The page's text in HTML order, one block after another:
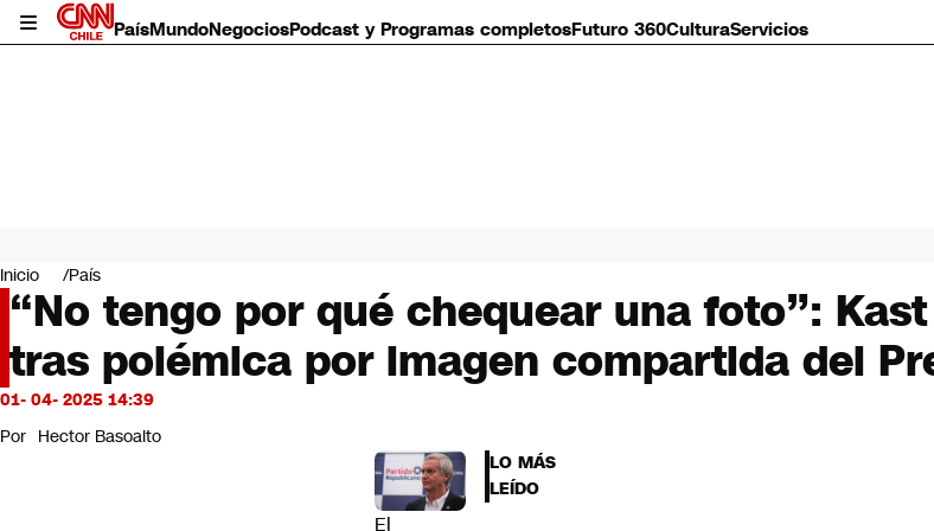
PaísMundoNegociosPodcast y Programas completosFuturo 360CulturaServicios
Mundo
Negocios
Deportes
Programas completos
Cultura
Servicios
Bits
CNN Data
Inicio País
“No tengo por qué chequear una foto”:
tras polémica por imagen compartida del
01- 04- 2025 14:39
Por Hector Basoalto
El
LO MÁS
LEÍDO